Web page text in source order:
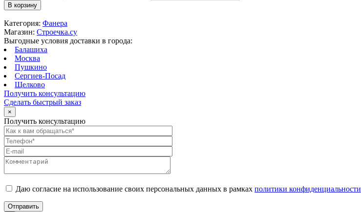
В корзину
Категория: Фанера
Магазин: Строечка.су
Выгодные условия доставки в города:
Балашиха
Москва
Пушкино
Сергиев-Посад
Щелково
Получить консультацию
Сделать быстрый заказ
×
Получить консультацию
Даю согласие на использование своих персональных данных в рамках политики конфиденциальности